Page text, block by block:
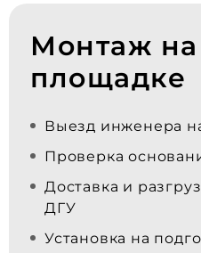
Монтаж на
площадке
Выезд инженера
Проверка
Доставка и
ДГУ
Установка на